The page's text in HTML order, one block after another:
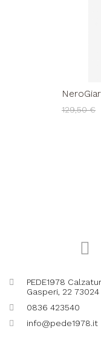
129,50 €
PEDE1978
Gasperi, 22 73024
0836 423540
info@pede1978.it